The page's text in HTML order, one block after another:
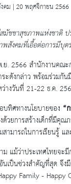
คม | 20 พฤศจิกายน 2566
มัชชาสุขภาพแห่งชาติ
สังคมที่เอื้อต่อการมีบุ
. 2566 สำนักงานคณะ
ะดังกล่าว พร้อมร่วมกั
างวันที่ 21-22 ธ.ค.
ทิศทางนโยบายของ “
ด้วยการสร้างเด็กที่มี
สามารถในการเรียนรู้
ม แม้ว่าประเทศไทยจ
นเป็นช่วงสำคัญที่สุด จึง
Family - Happy